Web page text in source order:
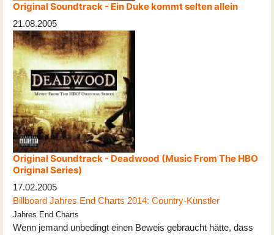
Original Soundtrack - Ein Duke kommt selten allein
21.08.2005
Original Soundtrack - Deadwood (Music From The HBO
Original Series)
17.02.2005
Billboard Jahres End Charts 2014: Country-Künstler
Jahres End Charts
Wenn jemand unbedingt einen Beweis gebraucht hätte, dass